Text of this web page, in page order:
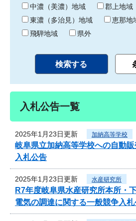
中濃（美濃）地域
郡上地域
東濃（多治見）地域
恵那地
飛騨地域
県外
入札公告一覧
2025年1月23日更新 加納高等学校
岐阜県立加納高等学校への自動
入札公告
2025年1月23日更新 水産研究所
R7年度岐阜県水産研究所本所・
電気の調達に関する一般競争入